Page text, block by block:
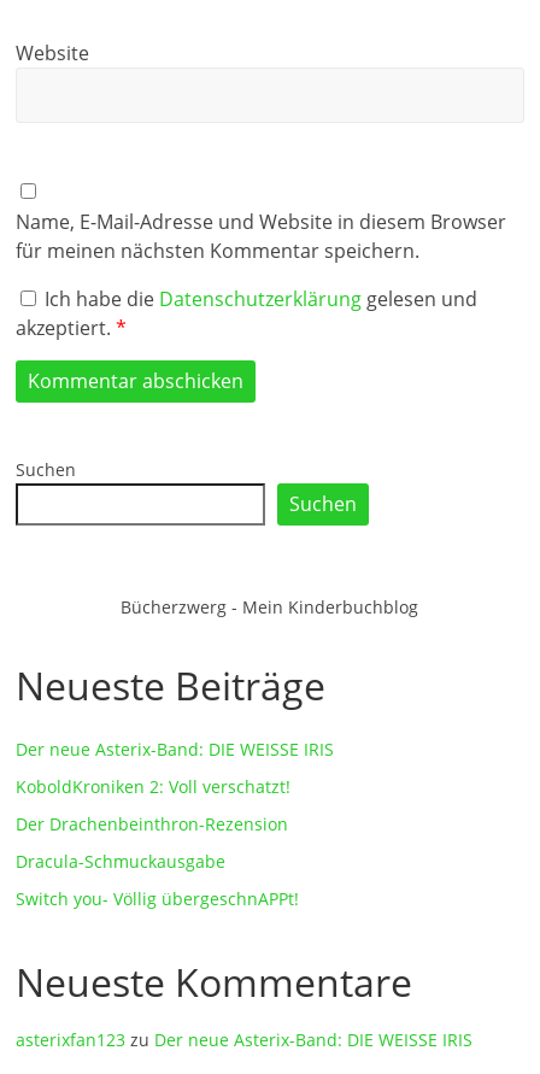
Website
Name, E-Mail-Adresse und Website in diesem Browser
für meinen nächsten Kommentar speichern.
Ich habe die Datenschutzerklärung gelesen und
akzeptiert. *
Suchen
Suchen
Bücherzwerg - Mein Kinderbuchblog
Neueste Beiträge
Der neue Asterix-Band: DIE WEISSE IRIS
KoboldKroniken 2: Voll verschatzt!
Der Drachenbeinthron-Rezension
Dracula-Schmuckausgabe
Switch you- Völlig übergeschnAPPt!
Neueste Kommentare
asterixfan123 zu Der neue Asterix-Band: DIE WEISSE IRIS